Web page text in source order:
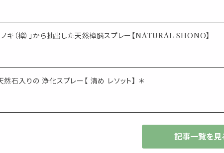
キ（樟）」から抽出した天然樟脳スプレー【NATURAL SHONO】
然石入りの 浄化スプレー【 清め レソット】 ＊
記事一覧を見